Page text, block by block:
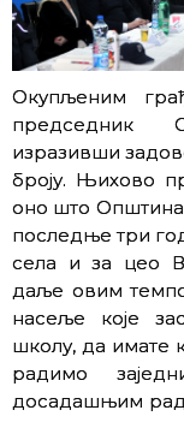
Окупљеним
председник
изразивши
броју. Њихово
оно што Општина
последње три
села и за цео
даље овим
насеље које
школу, да имате
радимо
досадашњим